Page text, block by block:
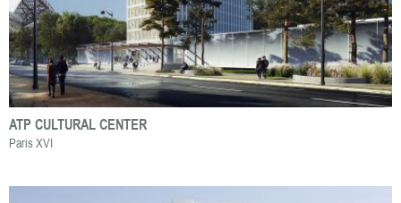
ATP CULTURAL CENTER
Paris XVI